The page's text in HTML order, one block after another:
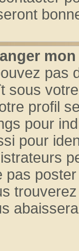
pas
sous
profil
pour
pour
pas